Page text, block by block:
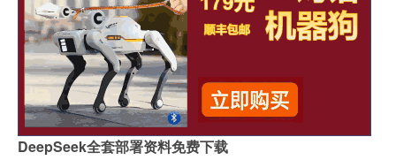
DeepSeek全套部署资料免费下载